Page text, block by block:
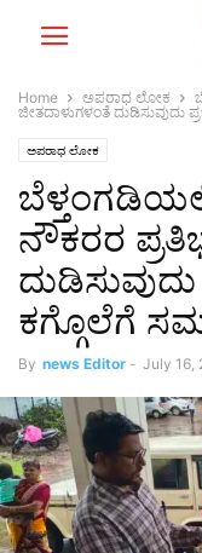
Home ಅಪರಾಧ ಲೋಕ
ಜೀತದಾಳುಗಳಂತೆ ದುಡಿಸುವುದು
ಅಪರಾಧ ಲೋಕ
ನೌಕರರ
ದುಡಿಸುವುದು
ಕಗ್ಗೊಲೆಗೆ
By news Editor - July 16,